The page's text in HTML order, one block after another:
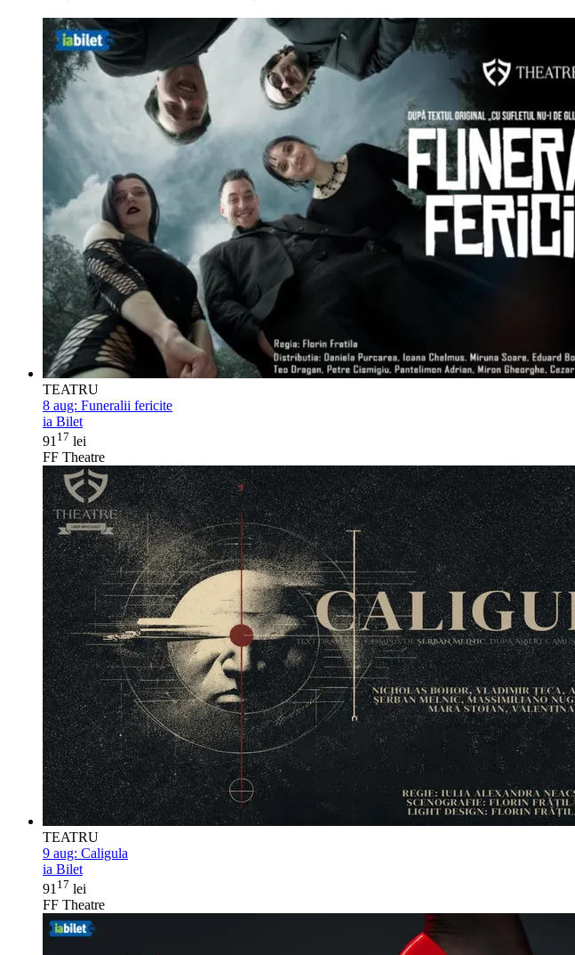
TEATRU
8 aug: Funeralii fericite
ia Bilet
91 17 lei
FF Theatre
TEATRU
9 aug: Caligula
ia Bilet
91 17 lei
FF Theatre